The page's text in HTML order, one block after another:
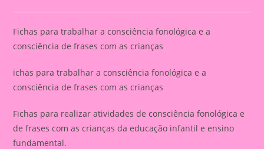
Fichas para trabalhar a consciência fonológica e a
consciência de frases com as crianças
ichas para trabalhar a consciência fonológica e a
consciência de frases com as crianças
Fichas para realizar atividades de consciência fonológica e
de frases com as crianças da educação infantil e ensino
fundamental.